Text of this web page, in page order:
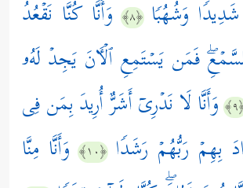
وَشُهُبࣰا ﴿٨﴾
وَأَنَّا كُنَّا نَقۡعُدُ
فَمَن یَسۡتَمِعِ ٱلۡـَٔانَ یَجِدۡ لَهُۥ
وَأَنَّا لَا نَدۡرِیۤ أَشَرٌّ أُرِیدَ بِمَن فِی
بِهِمۡ رَبُّهُمۡ رَشَدࣰا ﴿١٠﴾
وَأَنَّا مِنَّا